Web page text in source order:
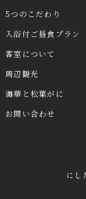
5つのこだわり
入浴付ご昼食プラン
客室について
周辺観光
海華と松葉がに
お問い合わせ